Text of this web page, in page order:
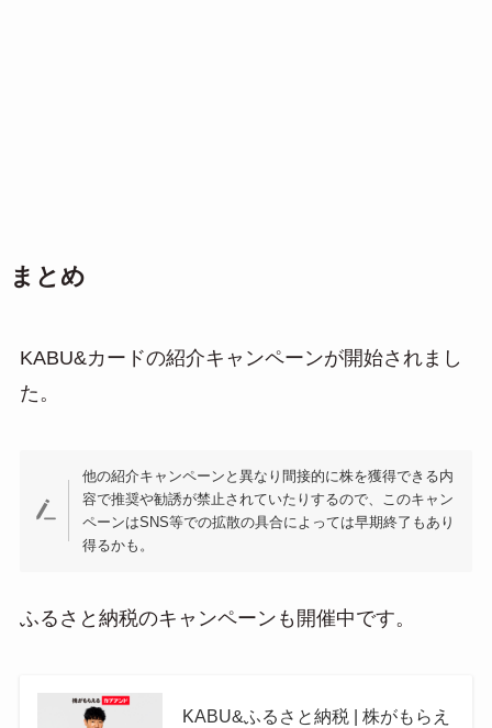
まとめ
KABU&カードの紹介キャンペーンが開始されまし
た。
他の紹介キャンペーンと異なり間接的に株を獲得できる内
容で推奨や勧誘が禁止されていたりするので、このキャン
ペーンはSNS等での拡散の具合によっては早期終了もあり
得るかも。
ふるさと納税のキャンペーンも開催中です。
KABU&ふるさと納税 | 株がもらえ